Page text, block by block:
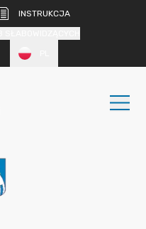
INSTRUKCJA